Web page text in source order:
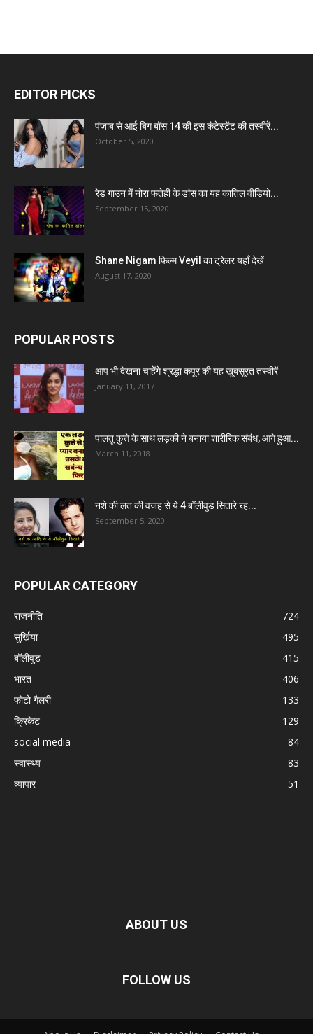
EDITOR PICKS
पंजाब से आई बिग बॉस 14 की इस कंटेस्टेंट की तस्वीरें...
October 5, 2020
रेड गाउन में नोरा फतेही के डांस का यह कातिल वीडियो...
September 15, 2020
Shane Nigam फिल्म Veyil का ट्रेलर यहाँ देखें
August 17, 2020
POPULAR POSTS
आप भी देखना चाहेंगे श्रद्धा कपूर की यह खूबसूरत तस्वीरें
January 11, 2017
पालतू कुत्ते के साथ लड़की ने बनाया शारीरिक संबंध, आगे हुआ...
March 11, 2018
नशे की लत की वजह से ये 4 बॉलीवुड सितारे रह...
September 5, 2020
POPULAR CATEGORY
राजनीति
724
सुर्खिया
495
बॉलीवुड
415
भारत
406
फोटो गैलरी
133
क्रिकेट
129
social media
84
स्वास्थ्य
83
व्यापार
51
ABOUT US
FOLLOW US